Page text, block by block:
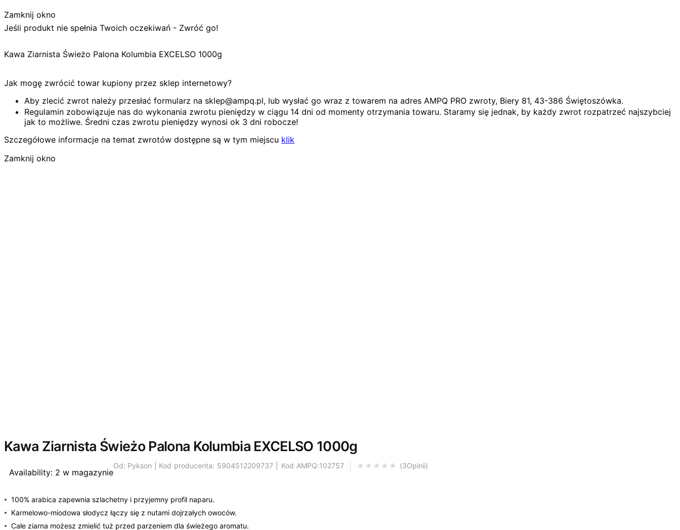
Zamknij okno
Jeśli produkt nie spełnia Twoich oczekiwań - Zwróć go!
Kawa Ziarnista Świeżo Palona Kolumbia EXCELSO 1000g
Jak mogę zwrócić towar kupiony przez sklep internetowy?
Aby zlecić zwrot należy przesłać formularz na sklep@ampq.pl, lub wysłać go wraz z towarem na adres AMPQ PRO zwroty, Biery 81, 43-386 Świętoszówka.
Regulamin zobowiązuje nas do wykonania zwrotu pieniędzy w ciągu 14 dni od momenty otrzymania towaru. Staramy się jednak, by każdy zwrot rozpatrzeć najszybciej
jak to możliwe. Średni czas zwrotu pieniędzy wynosi ok 3 dni robocze!
Szczegółowe informacje na temat zwrotów dostępne są w tym miejscu klik
Zamknij okno
Kawa Ziarnista Świeżo Palona Kolumbia EXCELSO 1000g
3Opinii
Availability: 2 w magazynie
Od: Pykson | Kod producenta: 5904512209737 | Kod AMPQ:102757
100% arabica zapewnia szlachetny i przyjemny profil naparu.
Karmelowo-miodowa słodycz łączy się z nutami dojrzałych owoców.
Całe ziarna możesz zmielić tuż przed parzeniem dla świeżego aromatu.